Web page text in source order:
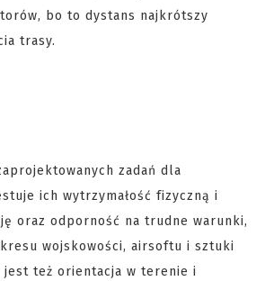
bo to dystans najkrótszy
trasy.
zadań dla
ich wytrzymałość fizyczną i
oraz odporność na trudne warunki,
wojskowości, airsoftu i sztuki
jest też orientacja w terenie i